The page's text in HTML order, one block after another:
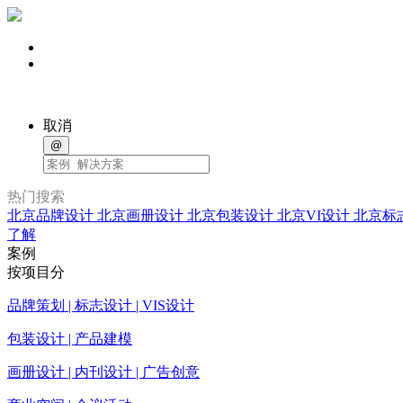
取消
@
热门搜索
北京品牌设计 北京画册设计 北京包装设计 北京VI设计 北京标
了解
案例
按项目分
品牌策划 | 标志设计 | VIS设计
包装设计 | 产品建模
画册设计 | 内刊设计 | 广告创意